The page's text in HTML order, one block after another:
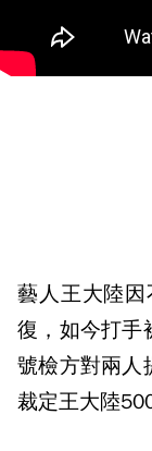
藝人王大陸
復，如今打手
號檢方對兩人
裁定王大陸